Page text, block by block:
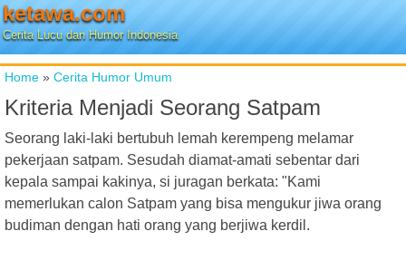
ketawa.com
Cerita Lucu dan Humor Indonesia
Home » Cerita Humor Umum
Kriteria Menjadi Seorang Satpam
Seorang laki-laki bertubuh lemah kerempeng melamar
pekerjaan satpam. Sesudah diamat-amati sebentar dari
kepala sampai kakinya, si juragan berkata: "Kami
memerlukan calon Satpam yang bisa mengukur jiwa orang
budiman dengan hati orang yang berjiwa kerdil.